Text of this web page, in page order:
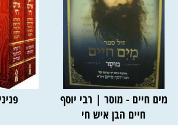
מים חיים - מוסר | רבי יוסף
חיים הבן איש חי